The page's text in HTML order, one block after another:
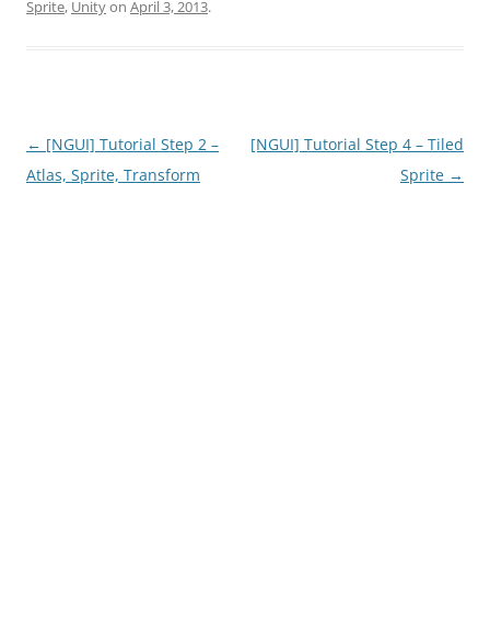
Sprite, Unityon April 3, 2013.
Post
navigation
← [NGUI] Tutorial Step 2 –
Atlas, Sprite, Transform
[NGUI] Tutorial Step 4 – Tiled
Sprite →